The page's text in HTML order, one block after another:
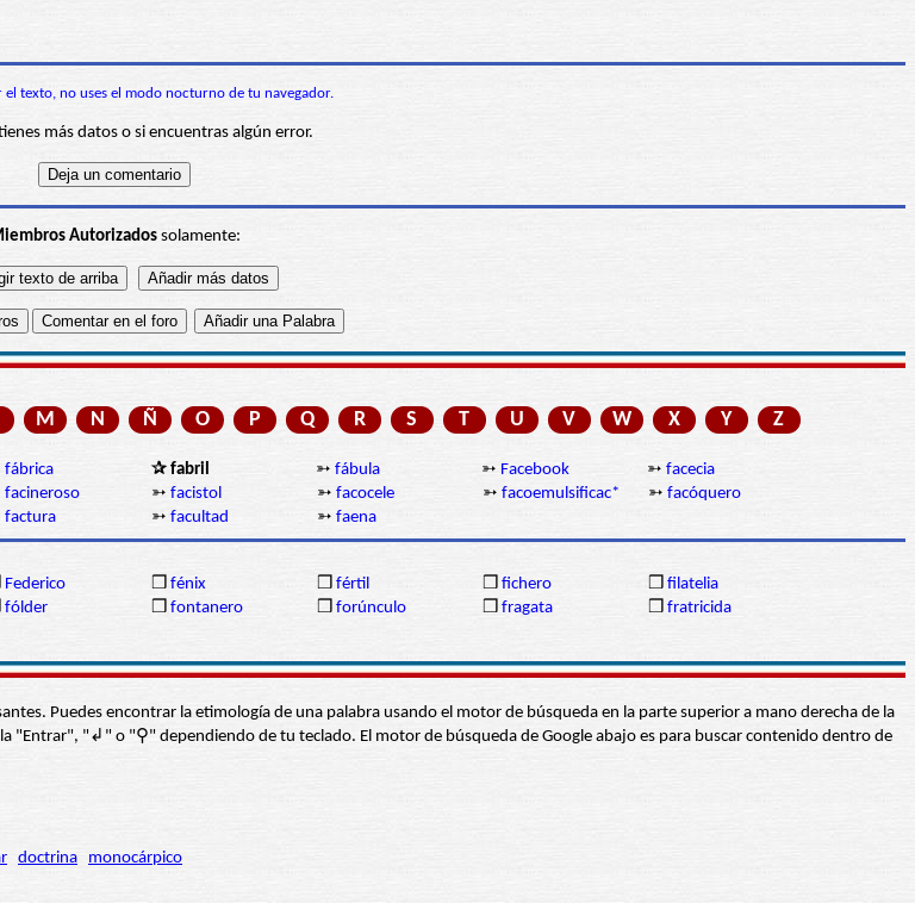
el texto, no uses el modo nocturno de tu navegador.
más datos o si encuentras algún error.
Autorizadossolamente:
M N Ñ O P Q R S T U V W X Y Z
fábrica ✰ fabril ➳ fábula ➳ Facebook ➳ facecia
facineroso ➳ facistol ➳ facocele ➳ facoemulsificac* ➳ facóquero
factura ➳ facultad ➳ faena
Federico ❒ fénix ❒ fértil ❒ fichero ❒ filatelia
fólder ❒ fontanero ❒ forúnculo ❒ fragata ❒ fratricida
Puedes encontrar la etimología de una palabra usando el motor de búsqueda en la parte superior a mano derecha de la
"Entrar", "↲" o "⚲" dependiendo de tu teclado. El motor de búsqueda de Google abajo es para buscar contenido dentro de
doctrina monocárpico